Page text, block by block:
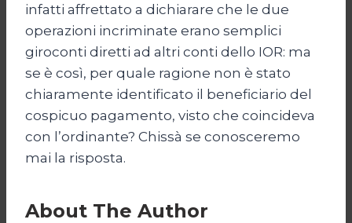
infatti affrettato a dichiarare che le due
operazioni incriminate erano semplici
giroconti diretti ad altri conti dello IOR: ma
se è così, per quale ragione non è stato
chiaramente identificato il beneficiario del
cospicuo pagamento, visto che coincideva
con l’ordinante? Chissà se conosceremo
mai la risposta.
About The Author